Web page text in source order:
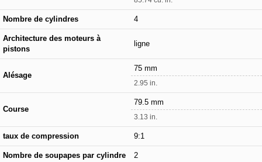
Nombre de cylindres 4
Architecture des moteurs à
pistons
ligne
Alésage
75 mm
2.95 in.
Course
79.5 mm
3.13 in.
taux de compression 9:1
Nombre de soupapes par cylindre 2